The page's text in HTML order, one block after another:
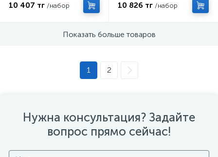
10 407 тг /набор 10 826 тг /набор
Показать больше товаров
1 2
Нужна консультация? Задайте
вопрос прямо сейчас!